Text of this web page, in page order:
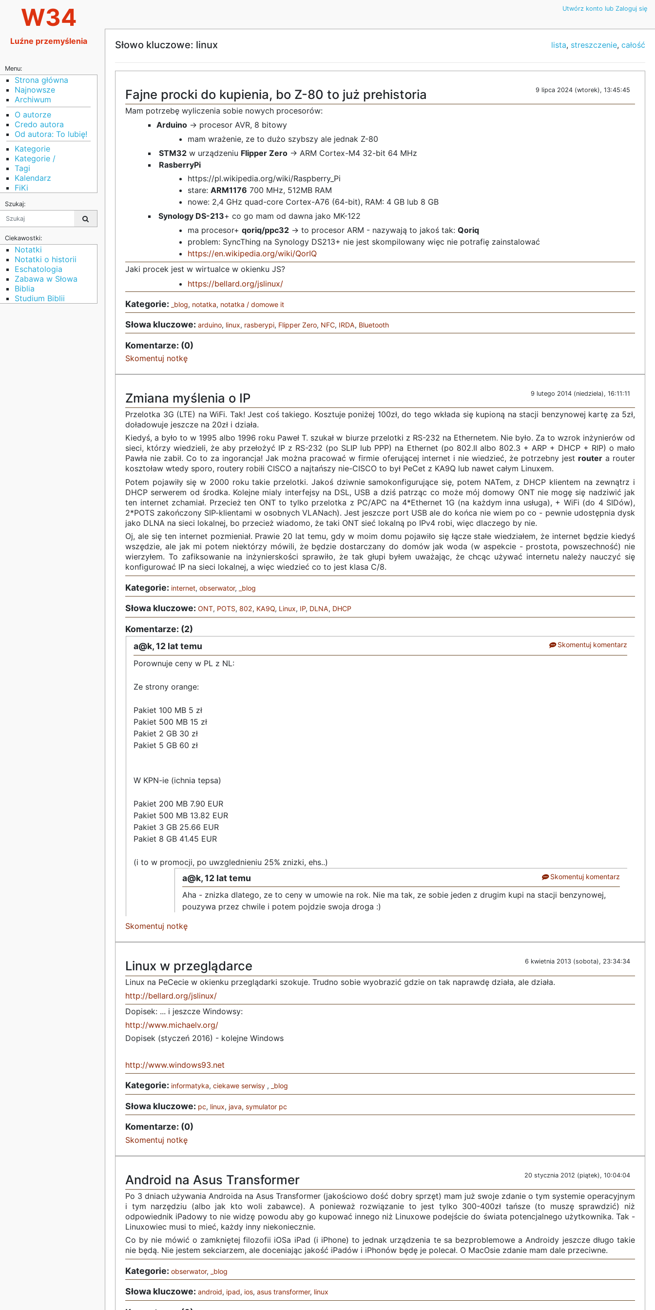
W34
Luźne przemyślenia
Menu:
Strona główna
Najnowsze
Archiwum
O autorze
Credo autora
Od autora: To lubię!
Kategorie
Kategorie /
Tagi
Kalendarz
FiKi
Szukaj:
Ciekawostki:
Notatki
Notatki o historii
Eschatologia
Zabawa w Słowa
Biblia
Studium Biblii
Utwórz konto lub Zaloguj się
Słowo kluczowe: linux lista, streszczenie, całość
9 lipca 2024 (wtorek), 13:45:45
Fajne procki do kupienia, bo Z-80 to już prehistoria
Mam potrzebę wyliczenia sobie nowych procesorów:
Arduino -> procesor AVR, 8 bitowy
mam wrażenie, ze to dużo szybszy ale jednak Z-80
STM32 w urządzeniu Flipper Zero -> ARM Cortex-M4 32-bit 64 MHz
RasberryPi
https://pl.wikipedia.org/wiki/Raspberry_Pi
stare: ARM1176 700 MHz, 512MB RAM
nowe: 2,4 GHz quad-core Cortex-A76 (64-bit), RAM: 4 GB lub 8 GB
Synology DS-213+ co go mam od dawna jako MK-122
ma procesor+ qoriq/ppc32 -> to procesor ARM - nazywają to jakoś tak: Qoriq
problem: SyncThing na Synology DS213+ nie jest skompilowany więc nie potrafię zainstalować
https://en.wikipedia.org/wiki/QorIQ
Jaki procek jest w wirtualce w okienku JS?
https://bellard.org/jslinux/
Kategorie: _blog, notatka, notatka / domowe it
Słowa kluczowe: arduino, linux, rasberypi, Flipper Zero, NFC, IRDA, Bluetooth
Komentarze: (0)
Skomentuj notkę
9 lutego 2014 (niedziela), 16:11:11
Zmiana myślenia o IP
Przelotka 3G (LTE) na WiFi. Tak! Jest coś takiego. Kosztuje poniżej 100zł, do tego wkłada się kupioną na stacji benzynowej kartę za 5zł,
doładowuje jeszcze na 20zł i działa.
Kiedyś, a było to w 1995 albo 1996 roku Paweł T. szukał w biurze przelotki z RS-232 na Ethernetem. Nie było. Za to wzrok inżynierów od
sieci, którzy wiedzieli, że aby przełożyć IP z RS-232 (po SLIP lub PPP) na Ethernet (po 802.II albo 802.3 + ARP + DHCP + RIP) o mało
Pawła nie zabił. Co to za ingorancja! Jak można pracować w firmie oferującej internet i nie wiedzieć, że potrzebny jest routera router
kosztoław wtedy sporo, routery robiłi CISCO a najtańszy nie-CISCO to był PeCet z KA9Q lub nawet całym Linuxem.
Potem pojawiły się w 2000 roku takie przelotki. Jakoś dziwnie samokonfigurujące się, potem NATem, z DHCP klientem na zewnątrz i
DHCP serwerem od środka. Kolejne mialy interfejsy na DSL, USB a dziś patrząc co może mój domowy ONT nie mogę się nadziwić jak
ten internet zchamiał. Przecież ten ONT to tylko przelotka z PC/APC na 4*Ethernet 1G (na każdym inna usługa), + WiFi (do 4 SIDów),
2*POTS zakończony SIP-klientami w osobnych VLANach). Jest jeszcze port USB ale do końca nie wiem po co - pewnie udostępnia dysk
jako DLNA na sieci lokalnej, bo przecież wiadomo, że taki ONT sieć lokalną po IPv4 robi, więc dlaczego by nie.
Oj, ale się ten internet pozmieniał. Prawie 20 lat temu, gdy w moim domu pojawiło się łącze stałe wiedziałem, że internet będzie kiedyś
wszędzie, ale jak mi potem niektórzy mówili, że będzie dostarczany do domów jak woda (w aspekcie - prostota, powszechność) nie
wierzyłem. To zafiksowanie na inżynierskości sprawiło, że tak głupi byłem uważając, że chcąc używać internetu należy nauczyć się
konfigurować IP na sieci lokalnej, a więc wiedzieć co to jest klasa C/8.
Kategorie: internet, obserwator, _blog
Słowa kluczowe: ONT, POTS, 802, KA9Q, Linux, IP, DLNA, DHCP
Komentarze: (2)
a@k,12 lat temu Skomentuj komentarz
Porownuje ceny w PL z NL:
Ze strony orange:
Pakiet 100 MB 5 zł
Pakiet 500 MB 15 zł
Pakiet 2 GB 30 zł
Pakiet 5 GB 60 zł
W KPN-ie (ichnia tepsa)
Pakiet 200 MB 7.90 EUR
Pakiet 500 MB 13.82 EUR
Pakiet 3 GB 25.66 EUR
Pakiet 8 GB 41.45 EUR
(i to w promocji, po uwzglednieniu 25% znizki, ehs..)
a@k,12 lat temu Skomentuj komentarz
Aha - znizka dlatego, ze to ceny w umowie na rok. Nie ma tak, ze sobie jeden z drugim kupi na stacji benzynowej,
pouzywa przez chwile i potem pojdzie swoja droga :)
Skomentuj notkę
6 kwietnia 2013 (sobota), 23:34:34
Linux w przeglądarce
Linux na PeCecie w okienku przeglądarki szokuje. Trudno sobie wyobrazić gdzie on tak naprawdę działa, ale działa.
http://bellard.org/jslinux/
Dopisek: ... i jeszcze Windowsy:
http://www.michaelv.org/
Dopisek (styczeń 2016) - kolejne Windows
http://www.windows93.net
Kategorie: informatyka, ciekawe serwisy , _blog
Słowa kluczowe: pc, linux, java, symulator pc
Komentarze: (0)
Skomentuj notkę
20 stycznia 2012 (piątek), 10:04:04
Android na Asus Transformer
Po 3 dniach używania Androida na Asus Transformer (jakościowo dość dobry sprzęt) mam już swoje zdanie o tym systemie operacyjnym
i tym narzędziu (albo jak kto woli zabawce). A ponieważ rozwiązanie to jest tylko 300-400zł tańsze (to muszę sprawdzić) niż
odpowiednik iPadowy to nie widzę powodu aby go kupować innego niż Linuxowe podejście do świata potencjalnego użytkownika. Tak -
Linuxowiec musi to mieć, każdy inny niekoniecznie.
Co by nie mówić o zamkniętej filozofii iOSa iPad (i iPhone) to jednak urządzenia te sa bezproblemowe a Androidy jeszcze długo takie
nie będą. Nie jestem sekciarzem, ale doceniając jakość iPadów i iPhonów będę je polecał. O MacOsie zdanie mam dale przeciwne.
Kategorie: obserwator, _blog
Słowa kluczowe: android, ipad, ios, asus transformer, linux